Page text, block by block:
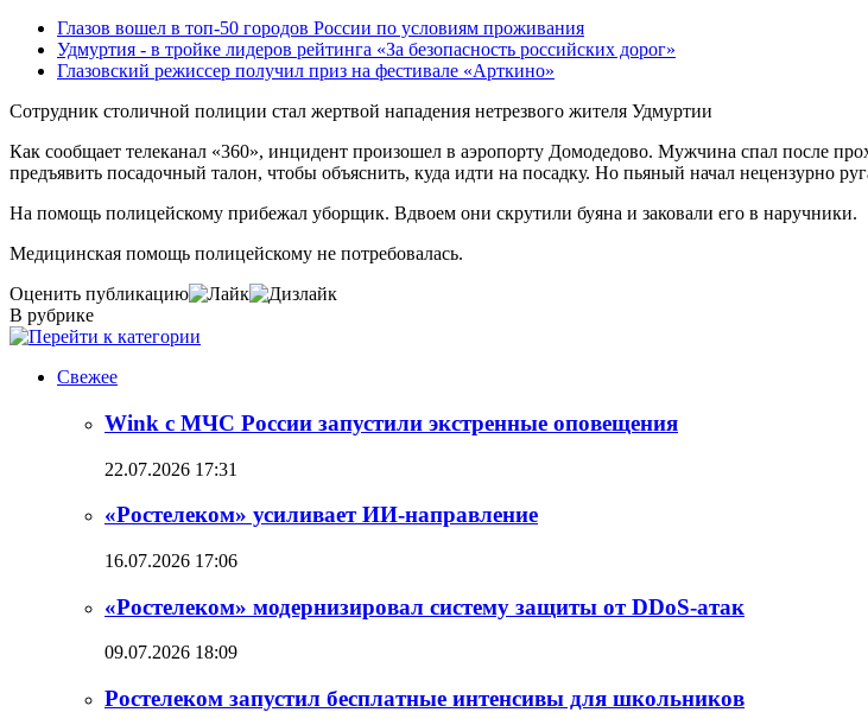
Глазов вошел в топ-50 городов России по условиям проживания
Удмуртия - в тройке лидеров рейтинга «За безопасность российских дорог»
Глазовский режиссер получил приз на фестивале «Арткино»
Сотрудник столичной полиции стал жертвой нападения нетрезвого жителя Удмуртии
Как сообщает телеканал «360», инцидент произошел в аэропорту Домодедово. Мужчина спал после
предъявить посадочный талон, чтобы объяснить, куда идти на посадку. Но пьяный начал нецензурно
На помощь полицейскому прибежал уборщик. Вдвоем они скрутили буяна и заковали его в наручники.
Медицинская помощь полицейскому не потребовалась.
Оценить публикацию
В рубрике
Свежее
Wink с МЧС России запустили экстренные оповещения
22.07.2026 17:31
«Ростелеком» усиливает ИИ-направление
16.07.2026 17:06
«Ростелеком» модернизировал систему защиты от DDoS-атак
09.07.2026 18:09
Ростелеком запустил бесплатные интенсивы для школьников